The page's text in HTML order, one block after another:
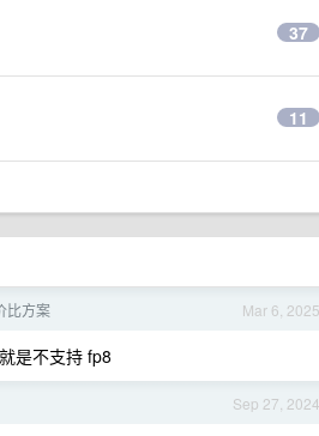
37
11
Mar 6, 2025
比方案
是不支持 fp8
Sep 27, 2024